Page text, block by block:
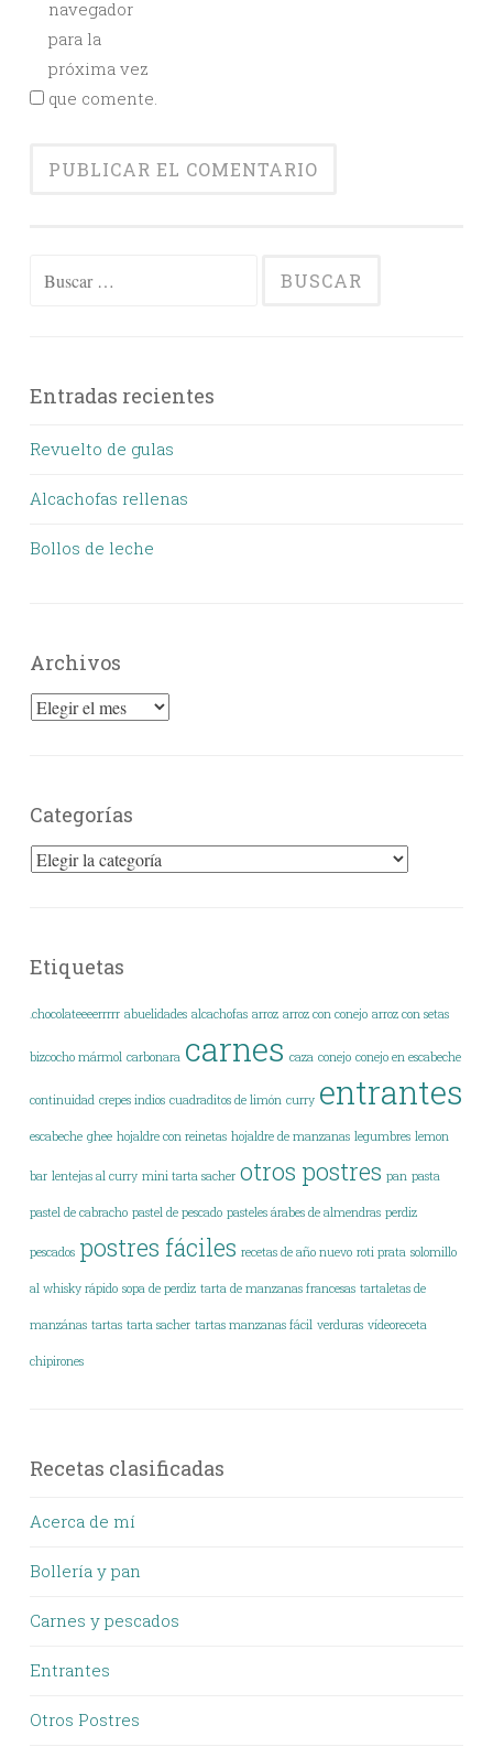
navegador
para la
próxima vez
que comente.
Entradas recientes
Revuelto de gulas
Alcachofas rellenas
Bollos de leche
Archivos
Archivos
Categorías
Categorías
Etiquetas
.chocolateeeerrrrr abuelidades alcachofas arroz arroz con conejo arroz con setas
bizcocho mármol carbonara carnes caza conejo conejo en escabeche
continuidad crepes indios cuadraditos de limón curry entrantes
escabeche ghee hojaldre con reinetas hojaldre de manzanas legumbres lemon
bar lentejas al curry mini tarta sacher otros postres pan pasta
pastel de cabracho pastel de pescado pasteles árabes de almendras perdiz
pescados postres fáciles recetas de año nuevo roti prata solomillo
al whisky rápido sopa de perdiz tarta de manzanas francesas tartaletas de
manzánas tartas tarta sacher tartas manzanas fácil verduras vídeoreceta
chipirones
Recetas clasificadas
Acerca de mí
Bollería y pan
Carnes y pescados
Entrantes
Otros Postres